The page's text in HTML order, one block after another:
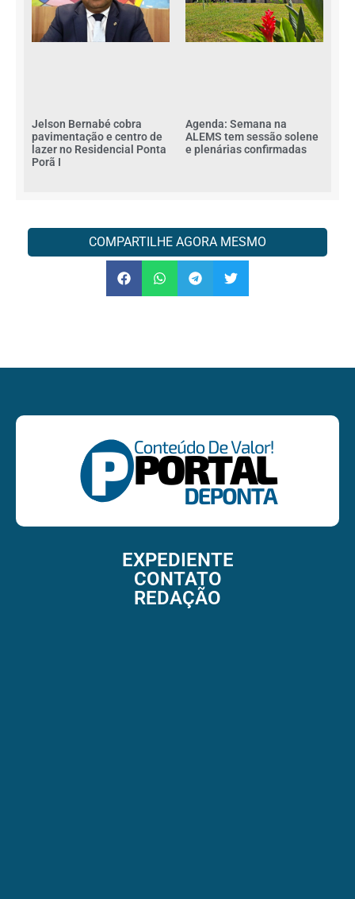
Jelson Bernabé cobra
pavimentação e centro de
lazer no Residencial Ponta
Porã I
Agenda: Semana na
ALEMS tem sessão solene
e plenárias confirmadas
COMPARTILHE AGORA MESMO
EXPEDIENTE
CONTATO
REDAÇÃO